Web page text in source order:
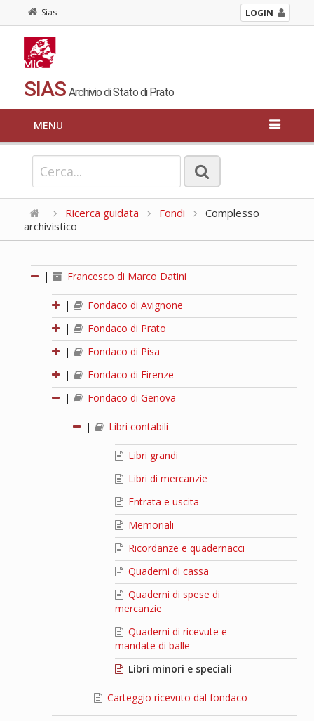
Sias LOGIN
SIAS Archivio di Stato di Prato
MENU
Ricerca guidata Fondi
Complesso
archivistico
| Francesco di Marco Datini
|
Fondaco di Avignone
|
Fondaco di Prato
|
Fondaco di Pisa
|
Fondaco di Firenze
|
Fondaco di Genova
| Libri contabili
Libri grandi
Libri di mercanzie
Entrata e uscita
Memoriali
Ricordanze e quadernacci
Quaderni di cassa
Quaderni di spese di
mercanzie
Quaderni di ricevute e
mandate di balle
Libri minori e speciali
Carteggio ricevuto dal fondaco